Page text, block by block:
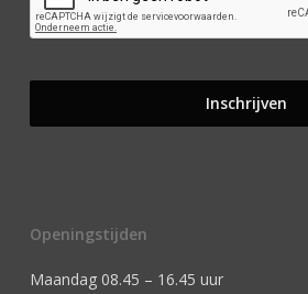
Openingstijden
Maandag 08.45 – 16.45 uur